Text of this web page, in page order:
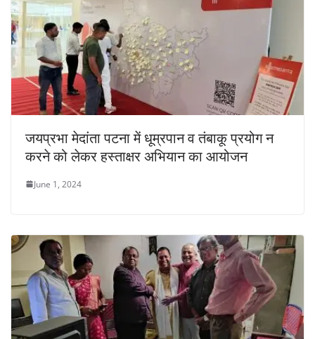
जयप्रभा मेदांता पटना में धूम्रपान व तंबाकू प्रयोग न
करने को लेकर हस्ताक्षर अभियान का आयोजन
June 1, 2024